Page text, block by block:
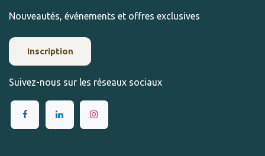
Nouveautés, événements et offres exclusives
Inscription
Suivez-nous sur les réseaux sociaux